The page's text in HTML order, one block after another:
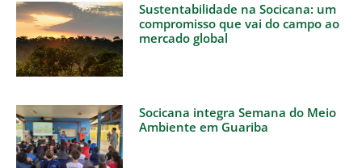
Sustentabilidade na Socicana: um
compromisso que vai do campo ao
mercado global
Socicana integra Semana do Meio
Ambiente em Guariba